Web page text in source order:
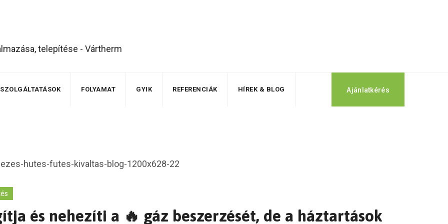
SZOLGÁLTATÁSOK FOLYAMAT GYIK REFERENCIÁK HÍREK & BLOG Ajánlatkérés
és nehezíti a 🔥 gáz beszerzését, de a háztartások